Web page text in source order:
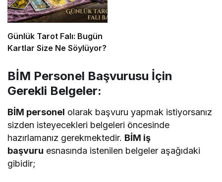
Günlük Tarot Falı: Bugün
Kartlar Size Ne Söylüyor?
BİM Personel Başvurusu İçin
Gerekli Belgeler:
BİM personel olarak başvuru yapmak istiyorsanız
sizden isteyecekleri belgeleri öncesinde
hazırlamanız gerekmektedir. BİM iş
başvuru esnasında istenilen belgeler aşağıdaki
gibidir;